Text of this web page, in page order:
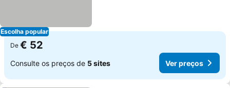
Escolha popular
De € 52
Consulte os preços de 5 sites Ver preços